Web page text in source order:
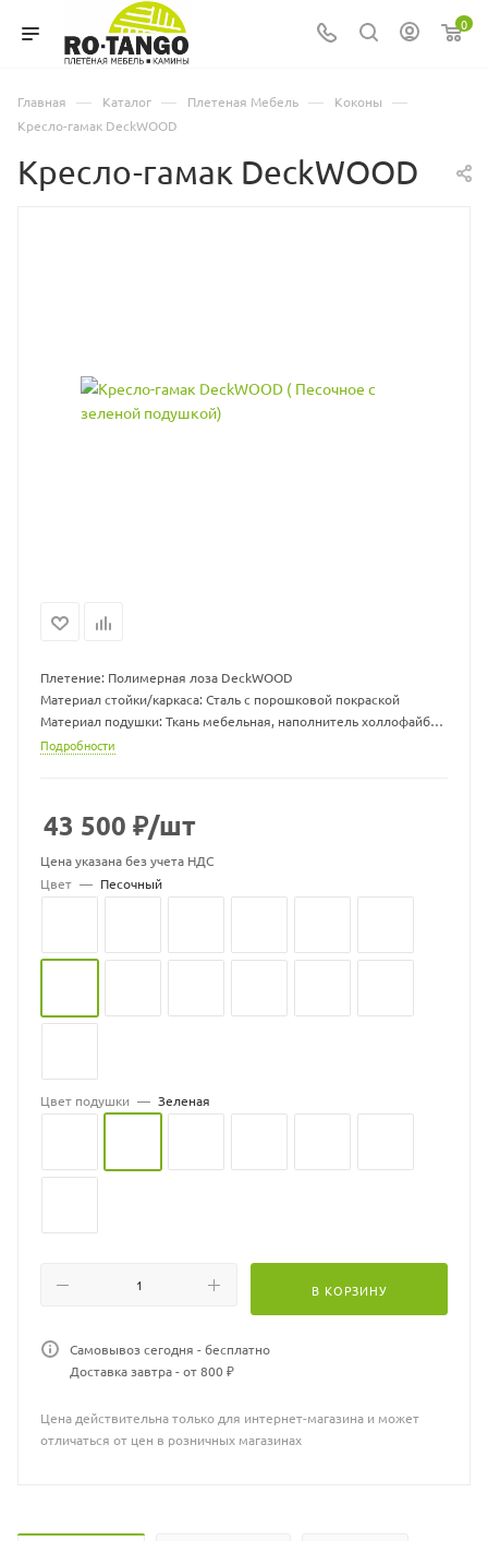
0
Главная — Каталог — Плетеная Мебель — Коконы —
Кресло-гамак DeckWOOD
Кресло-гамак DeckWOOD
Плетение: Полимерная лоза DeckWOOD
Материал стойки/каркаса: Сталь с порошковой покраской
Материал подушки: Ткань мебельная, наполнитель холлофайбер
Размер гамака ДхШхВ, мм: 960 х 1300 х 710
Максимальная нагрузка, кг: 150
Подробности
43 500 ₽/шт
Цена указана без учета НДС
Цвет — Песочный
Цвет подушки — Зеленая
В КОРЗИНУ
Самовывоз сегодня - бесплатно
Доставка завтра - от 800 ₽
Цена действительна только для интернет-магазина и может
отличаться от цен в розничных магазинах